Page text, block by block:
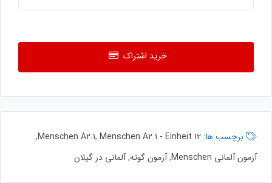
خرید اشتراک
برچسب ها: Menschen A2.1, Menschen A2.1 - Einheit 12
,
آزمون آلمانی Menschen
,آزمون گوته,آلمانی در گیلان